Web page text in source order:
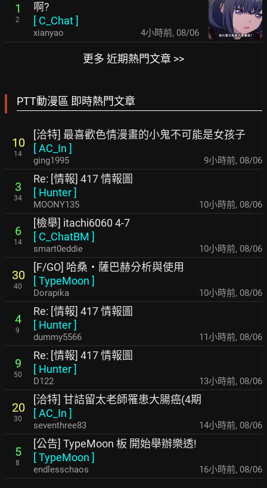
1
2
啊?
[ C_Chat]
xianyao 4小時前, 08/06
更多 近期熱門文章 >>
PTT動漫區 即時熱門文章
10
14
[洽特] 最喜歡色情漫畫的小鬼不可能是女孩子
[AC_In ]
ging1995 9小時前, 08/06
3
34
Re: [情報] 417 情報圖
[ Hunter]
MOONY135 10小時前, 08/06
6
14
[檢舉] itachi6060 4-7
[ C_ChatBM ]
smart0eddie 10小時前, 08/06
30
40
[F/GO] 哈桑・薩巴赫分析與使用
[TypeMoon ]
Dorapika 10小時前, 08/06
4
9
Re: [情報] 417 情報圖
[ Hunter]
dummy5566 11小時前, 08/06
9
50
Re: [情報] 417 情報圖
[ Hunter]
D122 13小時前, 08/06
20
30
[洽特] 甘詰留太老師罹患大腸癌(4期
[AC_In ]
seventhree83 14小時前, 08/06
5
8
[公告] TypeMoon 板 開始舉辦樂透!
[TypeMoon ]
endlesschaos 16小時前, 08/06